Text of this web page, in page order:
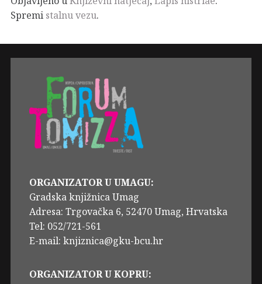
Spremi stalnu vezu.
ORGANIZATOR U UMAGU:
Gradska knjižnica Umag
Adresa: Trgovačka 6, 52470 Umag, Hrvatska
Tel: 052/721-561
E-mail: knjiznica@gku-bcu.hr
ORGANIZATOR U KOPRU: